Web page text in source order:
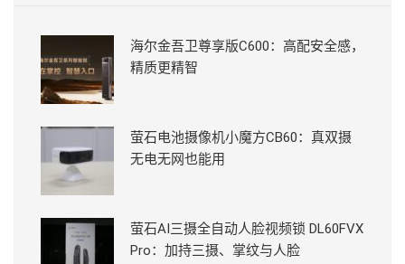
海尔金吾卫尊享版C600：高配安全感，
精质更精智
萤石电池摄像机小魔方CB60：真双摄
无电无网也能用
萤石AI三摄全自动人脸视频锁 DL60FVX
Pro：加持三摄、掌纹与人脸